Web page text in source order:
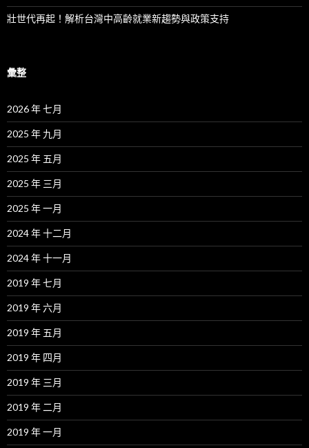
壯世代再起！解析台灣中高齡就業新趨勢與政策支持
彙整
2026 年 七月
2025 年 九月
2025 年 五月
2025 年 三月
2025 年 一月
2024 年 十二月
2024 年 十一月
2019 年 七月
2019 年 六月
2019 年 五月
2019 年 四月
2019 年 三月
2019 年 二月
2019 年 一月